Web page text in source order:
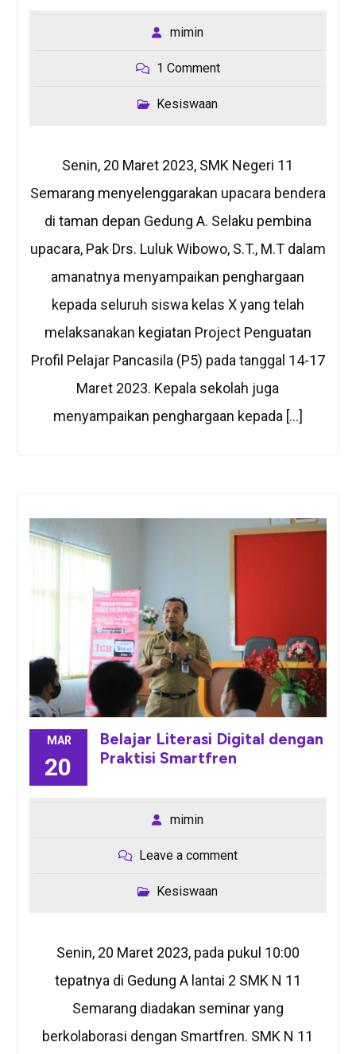
mimin
1 Comment
Kesiswaan
Senin, 20 Maret 2023, SMK Negeri 11
Semarang menyelenggarakan upacara bendera
di taman depan Gedung A. Selaku pembina
upacara, Pak Drs. Luluk Wibowo, S.T., M.T dalam
amanatnya menyampaikan penghargaan
kepada seluruh siswa kelas X yang telah
melaksanakan kegiatan Project Penguatan
Profil Pelajar Pancasila (P5) pada tanggal 14-17
Maret 2023. Kepala sekolah juga
menyampaikan penghargaan kepada […]
MAR
20
Belajar Literasi Digital dengan
Praktisi Smartfren
mimin
Leave a comment
Kesiswaan
Senin, 20 Maret 2023, pada pukul 10:00
tepatnya di Gedung A lantai 2 SMK N 11
Semarang diadakan seminar yang
berkolaborasi dengan Smartfren. SMK N 11